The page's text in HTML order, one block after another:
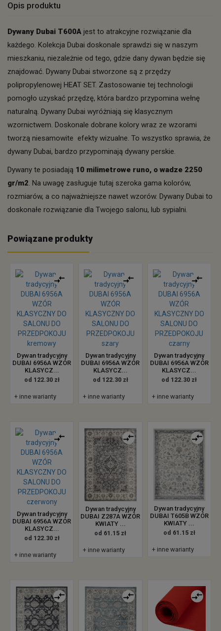
Opis produktu
Dywany Dubai T600A jest to atrakcyjne rozwiązanie dla
każdego. Kolekcja Dubai doskonale sprawdzi się w naszym
mieszkaniu, niezależnie od tego, gdzie dany dywan będzie się
znajdować. Dywany Dubai stworzone są z przędzy
polipropylenowej HEAT SET. Zastosowanie tej technologii
pomogło uzyskać przędzę, która bardzo przypomina wełnę
naturalną. Dywany Dubai wyróżniają się klasycznym
wzornictwem. Doskonale dobrane kolory wraz ze wzorami
tworzą niesamowite efekty wizualne. To wszystko sprawia, że
dywany Dubai, bardzo przypominają dywany perskie.
Dywany te posiadają 10 milimetrowe runo, o wadze 2250
gr/m2. Na uwagę zasługuje tutaj szeroka gama kolorów,
rozmiarów, a co najważniejsze nawet wzorów. Dywany Dubai to
doskonałe rozwiązanie dla Twojego salonu, lub sypialni.
Powiązane produkty
Dywan tradycyjny
DUBAI 6956A WZÓR
KLASYCZ...
od 122.30 zł
+ inne warianty
Dywan tradycyjny
DUBAI 6956A WZÓR
KLASYCZ...
od 122.30 zł
+ inne warianty
Dywan tradycyjny
DUBAI 6956A WZÓR
KLASYCZ...
od 122.30 zł
+ inne warianty
Dywan tradycyjny
DUBAI 6956A WZÓR
KLASYCZ...
od 122.30 zł
+ inne warianty
Dywan tradycyjny
DUBAI Z287A WZÓR
KWIATY ...
od 61.15 zł
+ inne warianty
Dywan tradycyjny
DUBAI T605B WZÓR
KWIATY ...
od 61.15 zł
+ inne warianty